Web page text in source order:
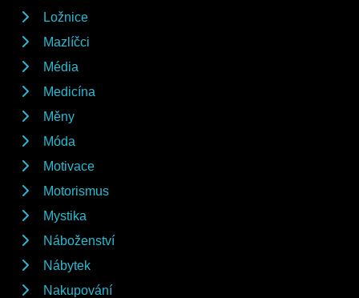
Ložnice
Mazlíčci
Média
Medicína
Měny
Móda
Motivace
Motorismus
Mystika
Náboženství
Nábytek
Nakupování